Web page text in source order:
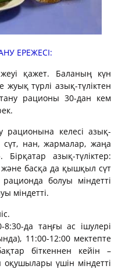
ЕРЕЖЕСІ:
қажет. Баланың күн
түрлі азық-түліктен
рационы 30-дан кем
келесі азық-
нан, жармалар, жаңа
Бірқатар азық-түліктер:
басқа да қышқыл сүт
болуы міндетті
міндетті.
да таңғы ас ішулері
11:00-12:00 мектепте
біткеннен кейін –
оқушылары үшін міндетті